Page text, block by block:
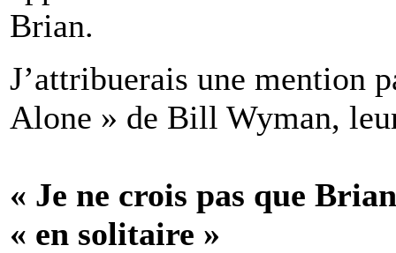
Brian.
J’attribuerais une mention
Alone » de Bill Wyman,
« Je ne crois pas que
« en solitaire »